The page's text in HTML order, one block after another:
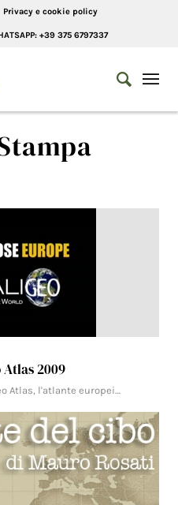
Privacy e cookie policy
+39 375 6797337
2009
Atlas, l'atlante europei…